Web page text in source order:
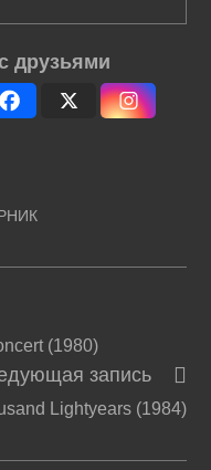
друзьями
(1980)
запись
Lightyears (1984)